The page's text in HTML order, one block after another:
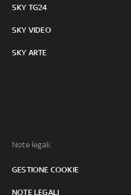
SKY TG24
SKY VIDEO
SKY ARTE
Note legali:
GESTIONE COOKIE
NOTE LEGALI